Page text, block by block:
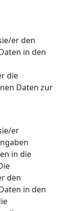
er den
in den
die
Daten zur
er
den
in den